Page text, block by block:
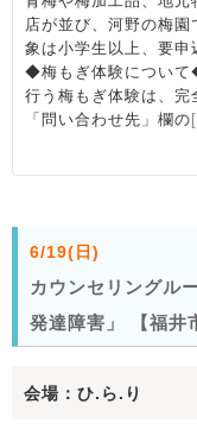
6/19(日)
カウンセリングル
発達障害」 【福井
会場：ひ.ら.り